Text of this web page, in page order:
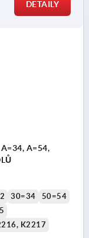
DETAILY
A=54,
30=34
50=54
K2217